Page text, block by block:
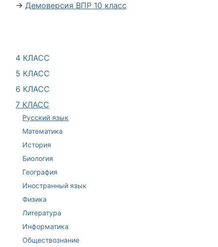
4 КЛАСС
5 КЛАСС
6 КЛАСС
7 КЛАСС
Русский язык
Математика
История
Биология
География
Иностранный язык
Физика
Литература
Информатика
Обществознание
→ Демоверсия ВПР 10 класс